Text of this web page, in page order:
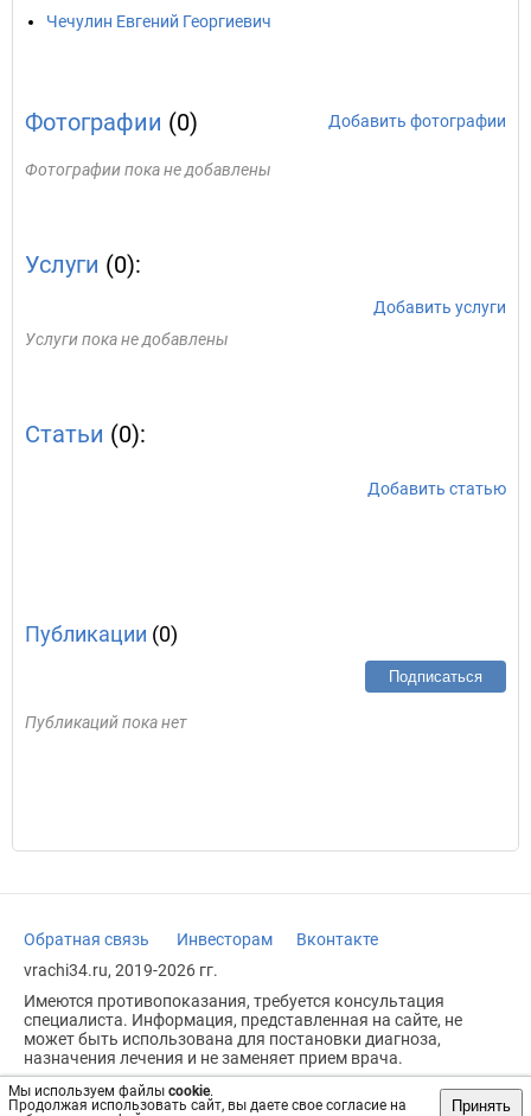
Мы используем файлы cookie.
Продолжая использовать сайт, вы даете свое согласие на
Принять
Чечулин Евгений Георгиевич
Фотографии (0) Добавить фотографии
Фотографии пока не добавлены
Услуги (0):
Добавить услуги
Услуги пока не добавлены
Статьи (0):
Добавить статью
Публикации (0)
Подписаться
Публикаций пока нет
Обратная связь Инвесторам
Вконтакте
vrachi34.ru, 2019-2026 гг.
Имеются противопоказания, требуется консультация
специалиста. Информация, представленная на сайте, не
может быть использована для постановки диагноза,
назначения лечения и не заменяет прием врача.
Возрастное ограничение: 18+